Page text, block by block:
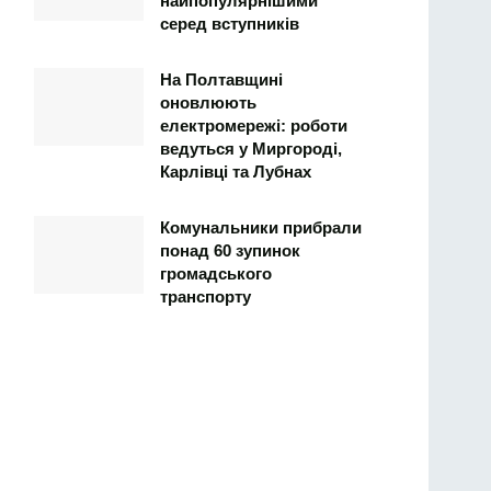
серед вступників
На Полтавщині
оновлюють
електромережі: роботи
ведуться у Миргороді,
Карлівці та Лубнах
Комунальники прибрали
понад 60 зупинок
громадського
транспорту